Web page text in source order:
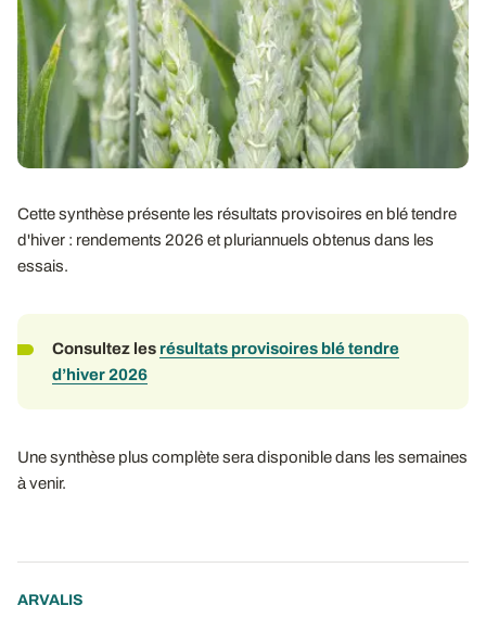
Cette synthèse présente les résultats provisoires en blé tendre
d'hiver : rendements 2026 et pluriannuels obtenus dans les
essais.
Consultez les résultats provisoires blé tendre
d’hiver 2026
Une synthèse plus complète sera disponible dans les semaines
à venir.
ARVALIS